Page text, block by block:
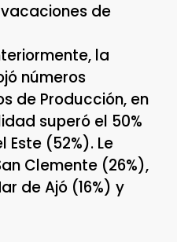
de
la
números
de Producción, en
superó el 50%
(52%). Le
Clemente (26%),
de Ajó (16%) y